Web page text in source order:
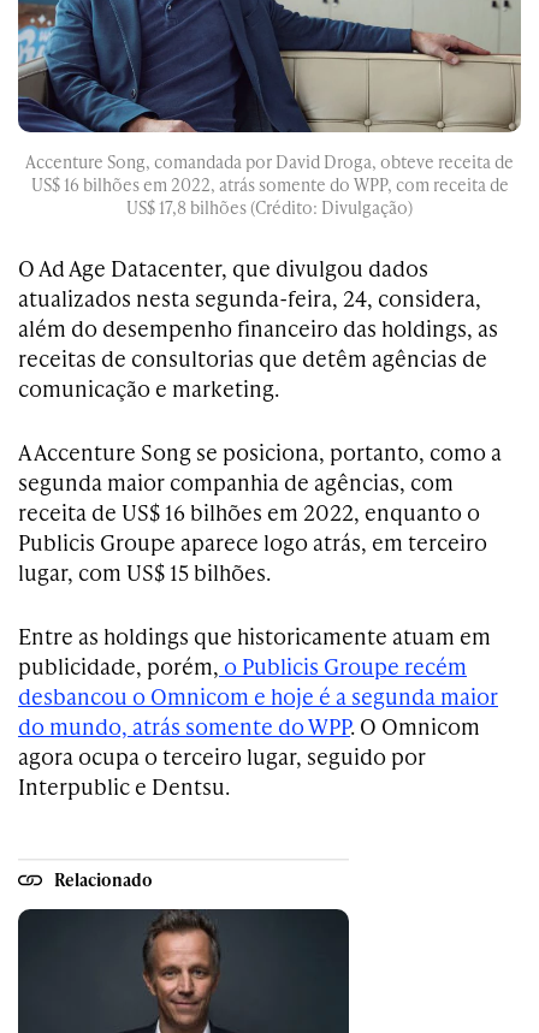
Accenture Song, comandada por David Droga, obteve receita de
US$ 16 bilhões em 2022, atrás somente do WPP, com receita de
US$ 17,8 bilhões (Crédito: Divulgação)
O Ad Age Datacenter, que divulgou dados
atualizados nesta segunda-feira, 24, considera,
além do desempenho financeiro das holdings, as
receitas de consultorias que detêm agências de
comunicação e marketing.
A Accenture Song se posiciona, portanto, como a
segunda maior companhia de agências, com
receita de US$ 16 bilhões em 2022, enquanto o
Publicis Groupe aparece logo atrás, em terceiro
lugar, com US$ 15 bilhões.
Entre as holdings que historicamente atuam em
publicidade, porém, o Publicis Groupe recém
desbancou o Omnicom e hoje é a segunda maior
do mundo, atrás somente do WPP. O Omnicom
agora ocupa o terceiro lugar, seguido por
Interpublic e Dentsu.
Relacionado